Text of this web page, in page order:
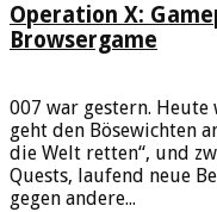
Operation X:
Browsergame
007 war gestern.
geht den Bösewichten
die Welt retten“, und
Quests, laufend neue
gegen andere...